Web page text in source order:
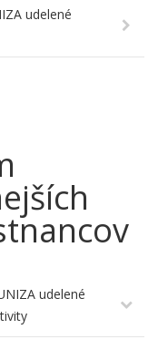
udelené
udelené